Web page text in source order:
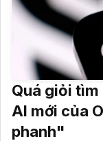
Quá giỏi
AI mới của
phanh"